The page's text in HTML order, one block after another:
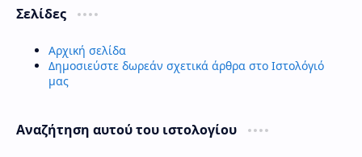
Σελίδες
Αρχική σελίδα
Δημοσιεύστε δωρεάν σχετικά άρθρα στο Ιστολόγιό
μας
Αναζήτηση αυτού του ιστολογίου